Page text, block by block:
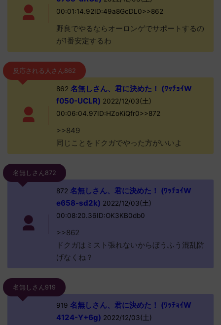
00:01:14.92ID:49a8GcDL0>>862
野良でやるならオーロンゲでサポートするの
が1番安定するわ
反応される人さん862
862 名無しさん、君に決めた！ (ﾜｯﾁｮｲW
f050-UCLR) 2022/12/03(土)
00:06:04.97ID:HZoKiQfr0>>872
>>849
同じことをドクガでやった方がいいよ
名無しさん872
872 名無しさん、君に決めた！ (ﾜｯﾁｮｲW
e658-sd2k) 2022/12/03(土)
00:08:20.36ID:OK3KB0db0
>>862
ドクガはミスト張れないからぼうふう混乱防
げなくね？
名無しさん919
919 名無しさん、君に決めた！ (ﾜｯﾁｮｲW
4124-Y+6g) 2022/12/03(土)